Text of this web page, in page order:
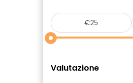
Valutazione